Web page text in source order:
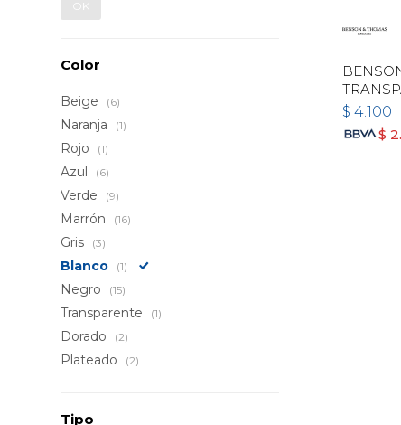
$ 4.100
$
OK
Color
Beige (6)
Naranja (1)
Rojo (1)
Azul (6)
Verde (9)
Marrón (16)
Gris (3)
Blanco (1)
Negro (15)
Transparente (1)
Dorado (2)
Plateado (2)
Tipo